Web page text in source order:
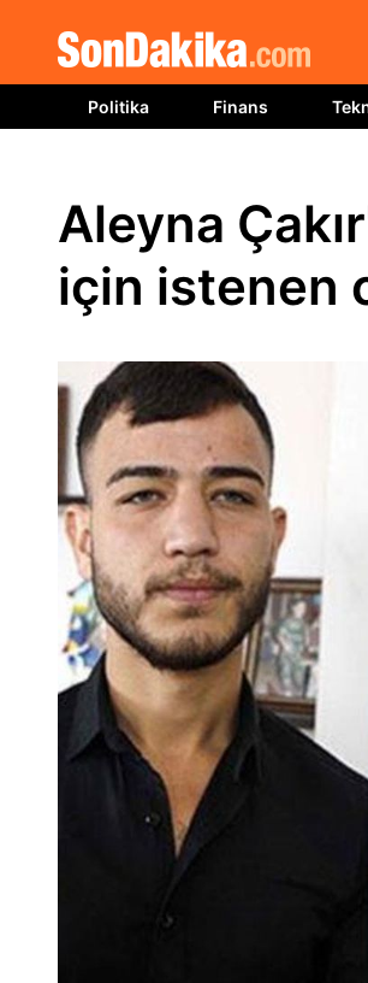
Politika Finans
Aleyna
için istenen